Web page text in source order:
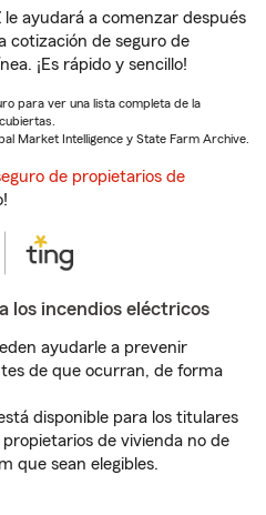
ayudará a comenzar después
cotización de seguro de
¡Es rápido y sencillo!
para ver una lista completa de la
Market Intelligence y State Farm Archive.
de propietarios de
los incendios eléctricos
ayudarle a prevenir
de que ocurran, de forma
disponible para los titulares
de vivienda no de
que sean elegibles.